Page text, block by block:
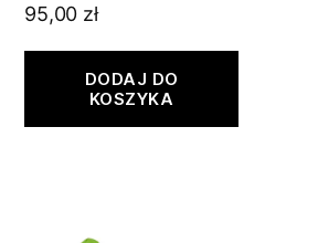
95,00 zł
DODAJ DO
KOSZYKA